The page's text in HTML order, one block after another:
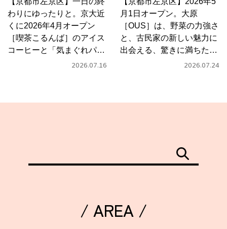
わりにゆったりと。京大近
くに2026年4月オープン
［喫茶こるんば］のアイス
コーヒーと「気まぐれパス
2026.07.16
月1日オープン。大原
［OUS］は、野菜の力強さ
と、古民家の新しい魅力に
出会える、驚きに満ちたカ
2026.07.24
/ AREA /